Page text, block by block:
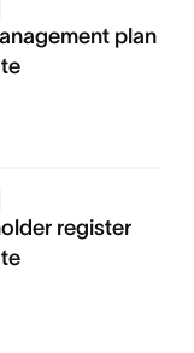
plan
register